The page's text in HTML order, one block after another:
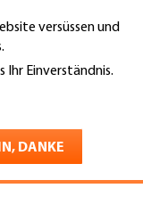
versüssen und
Ihr Einverständnis.
DANKE